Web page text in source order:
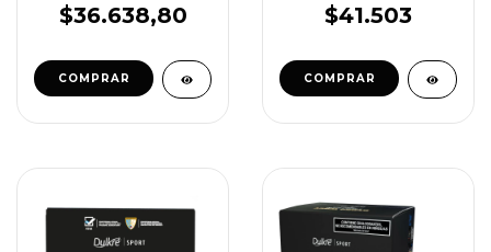
$36.638,80
Chocolate
$41.503